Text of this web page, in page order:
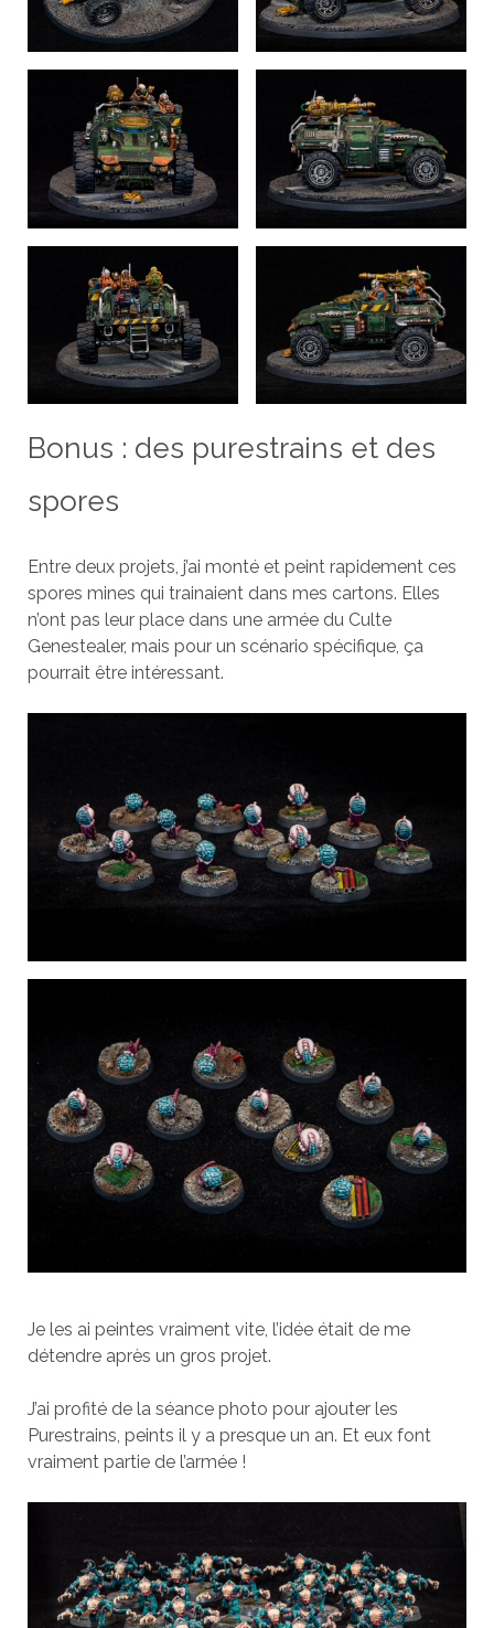
Bonus : des purestrains et des
spores
Entre deux projets, j’ai monté et peint rapidement ces
spores mines qui trainaient dans mes cartons. Elles
n’ont pas leur place dans une armée du Culte
Genestealer, mais pour un scénario spécifique, ça
pourrait être intéressant.
Je les ai peintes vraiment vite, l’idée était de me
détendre après un gros projet.
J’ai profité de la séance photo pour ajouter les
Purestrains, peints il y a presque un an. Et eux font
vraiment partie de l’armée !